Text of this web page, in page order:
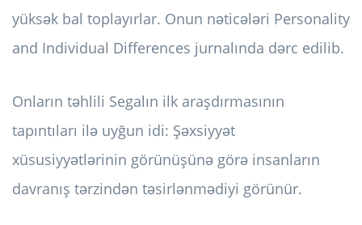
yüksək bal toplayırlar. Onun nəticələri Personality
and Individual Differences jurnalında dərc edilib.
Onların təhlili Segalın ilk araşdırmasının
tapıntıları ilə uyğun idi: Şəxsiyyət
xüsusiyyətlərinin görünüşünə görə insanların
davranış tərzindən təsirlənmədiyi görünür.